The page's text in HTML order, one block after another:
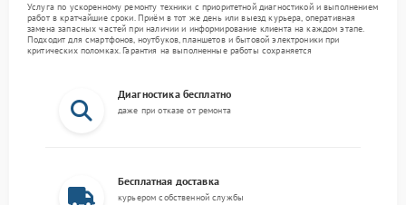
Услуга по ускоренному ремонту техники с приоритетной диагностикой и выполнением
работ в кратчайшие сроки. Приём в тот же день или выезд курьера, оперативная
замена запасных частей при наличии и информирование клиента на каждом этапе.
Подходит для смартфонов, ноутбуков, планшетов и бытовой электроники при
критических поломках. Гарантия на выполненные работы сохраняется
Диагностика бесплатно
даже при отказе от ремонта
Бесплатная доставка
курьером собственной службы